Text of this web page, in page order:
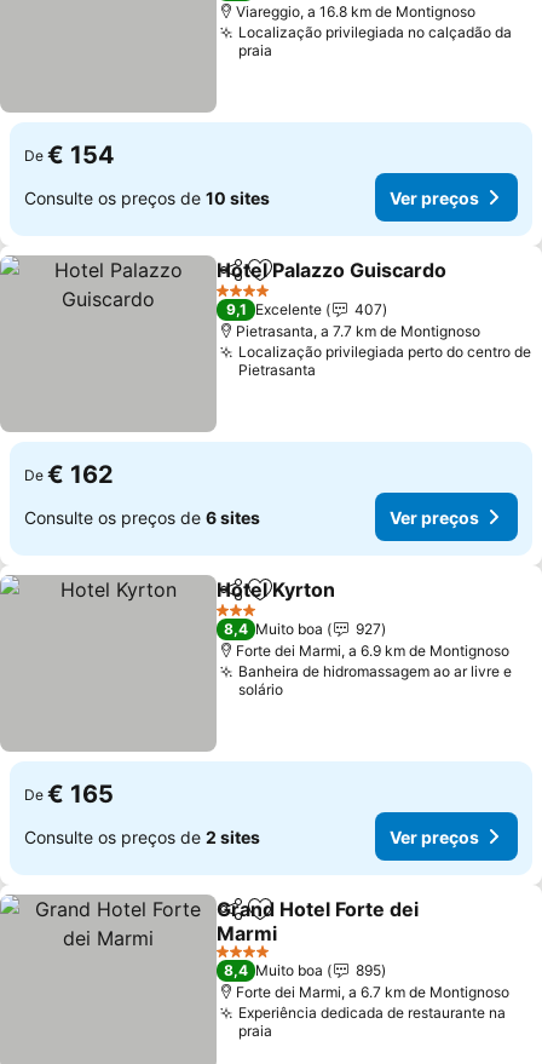
Viareggio, a 16.8 km de Montignoso
Localização privilegiada no calçadão da
praia
De € 154
Consulte os preços de 10 sites Ver preços
PartilharAdicionar aos favoritos
Hotel Palazzo Guiscardo
4 Estrelas
9,1 Excelente
407
Pietrasanta, a 7.7 km de Montignoso
Localização privilegiada perto do centro de
Pietrasanta
De € 162
Consulte os preços de 6 sites Ver preços
PartilharAdicionar aos favoritos
Hotel Kyrton
3 Estrelas
8,4 Muito boa
927
Forte dei Marmi, a 6.9 km de Montignoso
Banheira de hidromassagem ao ar livre e
solário
De € 165
Consulte os preços de 2 sites Ver preços
PartilharAdicionar aos favoritos
Grand Hotel Forte dei
Marmi
Ver preços
4 Estrelas
8,4 Muito boa
895
Forte dei Marmi, a 6.7 km de Montignoso
Experiência dedicada de restaurante na
praia